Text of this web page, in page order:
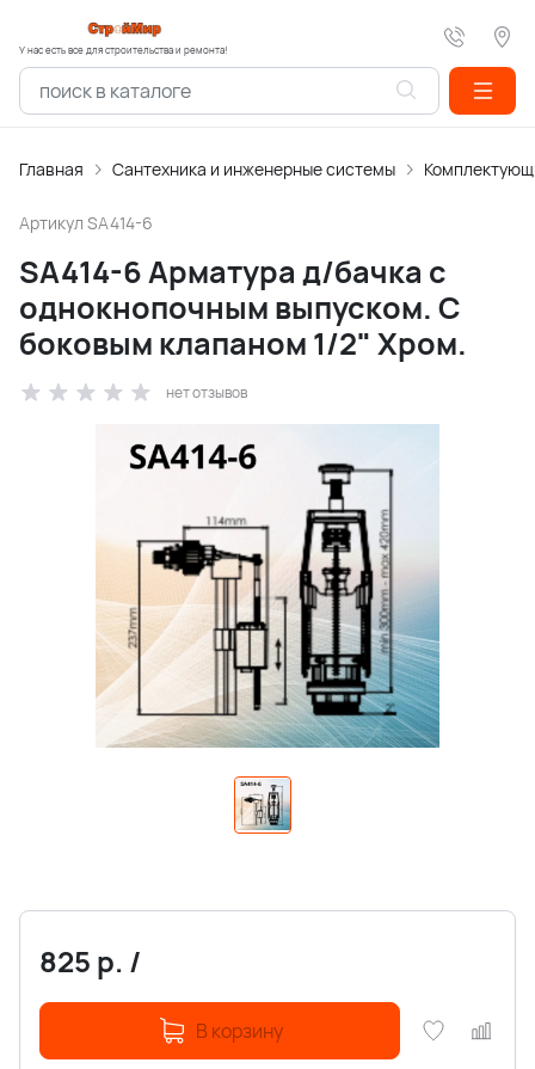
У нас есть все для строительства и ремонта!
Главная Сантехника и инженерные системы
Артикул SA414-6
SA414-6 Арматура д/бачка с
однокнопочным выпуском. С
боковым клапаном 1/2" Хром.
нет отзывов
825 р. /
В корзину